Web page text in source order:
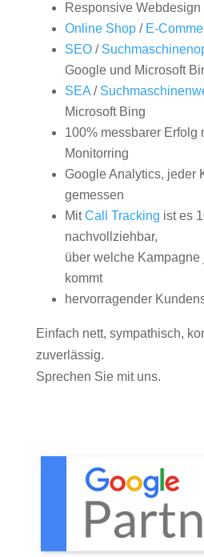
Responsive Webdesign
Online Shop/ E-
SEO/
Google und Microsoft
SEA/
Microsoft Bing
100% messbarer Erfolg
Monitorring
Google Analytics, jeder
gemessen
MitCall Tracking ist es
nachvollziehbar,
über welche
kommt
hervorragender
Einfach nett, sympathisch,
zuverlässig.
Sprechen Sie mit uns.